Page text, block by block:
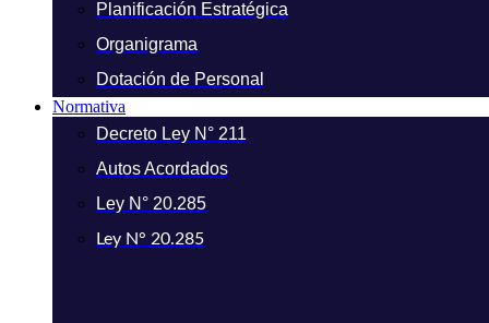
Planificación Estratégica
Organigrama
Dotación de Personal
Normativa
Decreto Ley N° 211
Autos Acordados
Ley N° 20.285
Ley N° 20.285